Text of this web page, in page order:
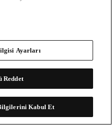
Ayarları
Reddet
Kabul Et